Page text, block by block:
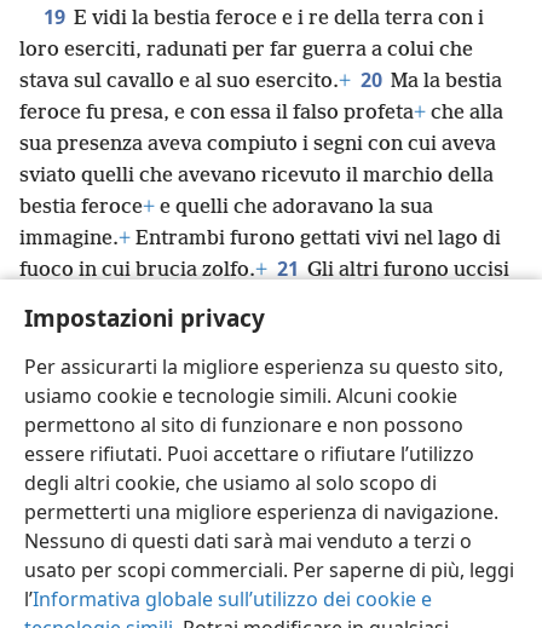
Impostazioni privacy
Per assicurarti la migliore esperienza su questo sito,
usiamo cookie e tecnologie simili. Alcuni cookie
permettono al sito di funzionare e non possono
essere rifiutati. Puoi accettare o rifiutare l’utilizzo
degli altri cookie, che usiamo al solo scopo di
permetterti una migliore esperienza di navigazione.
Nessuno di questi dati sarà mai venduto a terzi o
usato per scopi commerciali. Per saperne di più, leggi
l’Informativa globale sull’utilizzo dei cookie e
19 E vidi la bestia feroce e i re della terra con i
loro eserciti, radunati per far guerra a colui che
stava sul cavallo e al suo esercito.+ 20 Ma la bestia
feroce fu presa, e con essa il falso profeta+ che alla
sua presenza aveva compiuto i segni con cui aveva
sviato quelli che avevano ricevuto il marchio della
bestia feroce+ e quelli che adoravano la sua
immagine.+ Entrambi furono gettati vivi nel lago di
fuoco in cui brucia zolfo.+ 21 Gli altri furono uccisi
stava sul cavallo, +e tutti gli uccelli si saziarono della
loro carne.+
Italiano Condividi Impostazioni
Copyright© 2026 Watch Tower Bible and Tract Society of Pennsylvania
Condizioni d’uso Informativa sulla privacy
Impostazioni privacy
JW.ORG
Accedi